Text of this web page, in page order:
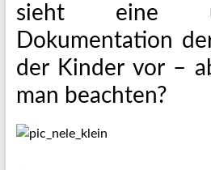
sieht eine
Dokumentation
der Kinder vor –
man beachten?